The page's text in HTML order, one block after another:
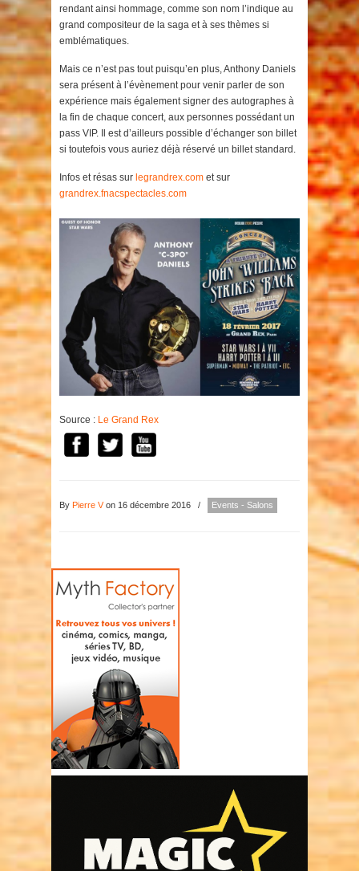
rendant ainsi hommage, comme son nom l’indique au
grand compositeur de la saga et à ses thèmes si
emblématiques.
Mais ce n’est pas tout puisqu’en plus, Anthony Daniels
sera présent à l’évènement pour venir parler de son
expérience mais également signer des autographes à
la fin de chaque concert, aux personnes possédant un
pass VIP. Il est d’ailleurs possible d’échanger son billet
si toutefois vous auriez déjà réservé un billet standard.
Infos et résas sur legrandrex.com et sur
grandrex.fnacspectacles.com
Source : Le Grand Rex
By Pierre Von 16 décembre 2016 / Events - Salons